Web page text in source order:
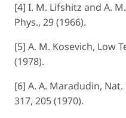
[4] I. M. Lifshitz and A.
Phys., 29 (1966).
[5] A. M. Kosevich, Low
(1978).
[6] A. A. Maradudin, Nat.
317, 205 (1970).